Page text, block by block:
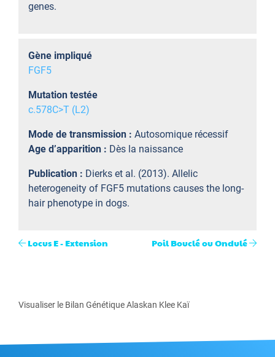
genes.
Gène impliqué
FGF5
Mutation testée
c.578C>T (L2)
Mode de transmission : Autosomique récessif
Age d’apparition : Dès la naissance
Publication : Dierks et al. (2013). Allelic
heterogeneity of FGF5 mutations causes the long-
hair phenotype in dogs.
Locus E - Extension Poil Bouclé ou Ondulé
Visualiser le Bilan Génétique Alaskan Klee Kaï